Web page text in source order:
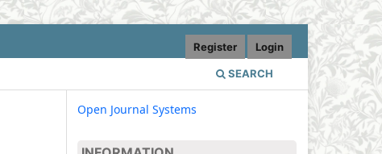
SEARCH
Register Login
Open Journal Systems